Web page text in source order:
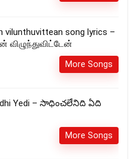
vilunthuvittean song lyrics –
விழுந்துவிட்டேன்
More Songs
Yedi – సాధించలేనిది ఏది
More Songs